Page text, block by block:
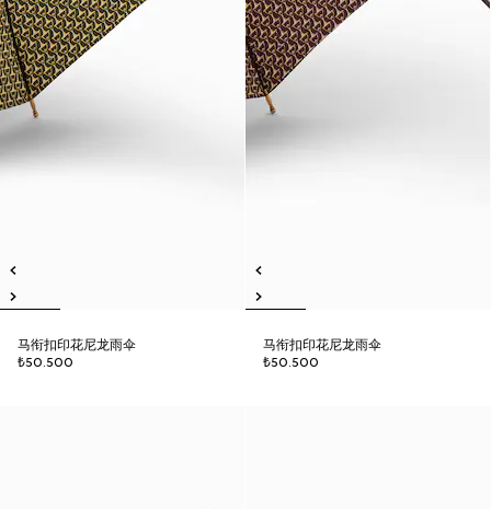
马衔扣印花尼龙雨伞
₺50.500
马衔扣印花尼龙雨伞
₺50.500